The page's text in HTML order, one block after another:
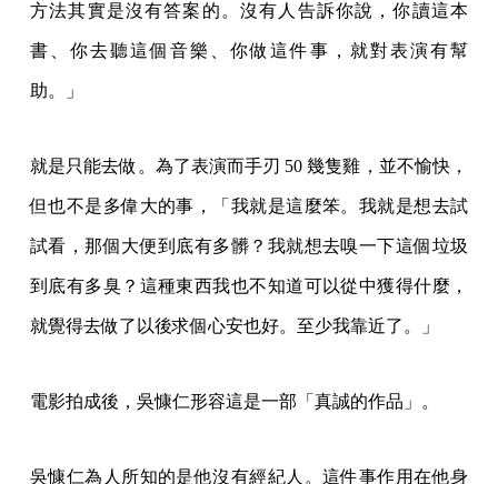
方法其實是沒有答案的。沒有人告訴你說，你讀這本
書、你去聽這個音樂、你做這件事，就對表演有幫
助。」
就是只能去做。為了表演而手刃 50 幾隻雞，並不愉快，
但也不是多偉大的事，「我就是這麼笨。我就是想去試
試看，那個大便到底有多髒？我就想去嗅一下這個垃圾
到底有多臭？這種東西我也不知道可以從中獲得什麼，
就覺得去做了以後求個心安也好。至少我靠近了。」
電影拍成後，吳慷仁形容這是一部「真誠的作品」。
吳慷仁為人所知的是他沒有經紀人。這件事作用在他身